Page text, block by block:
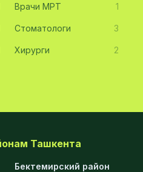
Врачи МРТ 1
Стоматологи 3
Хирурги 2
Ташкента
Бектемирский район